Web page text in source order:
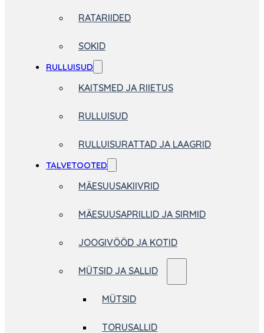
RATARIIDED
SOKID
RULLUISUD
KAITSMED JA RIIETUS
RULLUISUD
RULLUISURATTAD JA LAAGRID
TALVETOOTED
MÄESUUSAKIIVRID
MÄESUUSAPRILLID JA SIRMID
JOOGIVÖÖD JA KOTID
MÜTSID JA SALLID
MÜTSID
TORUSALLID